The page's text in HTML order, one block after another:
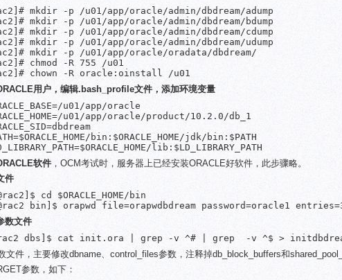
mkdir -p /u01/app/oracle/admin/dbdream/adump
mkdir -p /u01/app/oracle/admin/dbdream/bdump
mkdir -p /u01/app/oracle/admin/dbdream/cdump
mkdir -p /u01/app/oracle/admin/dbdream/udump
mkdir -p /u01/app/oracle/oradata/dbdream/
chmod -R 755 /u01
chown -R oracle:oinstall /u01
用户，编辑.bash_profile文件，添加环境变量
u01/app/oracle
u01/app/oracle/product/10.2.0/db_1
bin:$ORACLE_HOME/jdk/bin:$PATH
lib:$LD_LIBRARY_PATH
软件 ，OCM考试时，服务器上已经安装ORACLE好软件，此步骤略。
件
cd $ORACLE_HOME/bin
bin]$ orapwd file=orapwdbdream password=oracle1
数文件
dbs]$ cat init.ora | grep -v ^# | grep  -v ^$ >
文件，主要修改dbname、control_files参数，注释掉db_block_buffers和
参数，如下：